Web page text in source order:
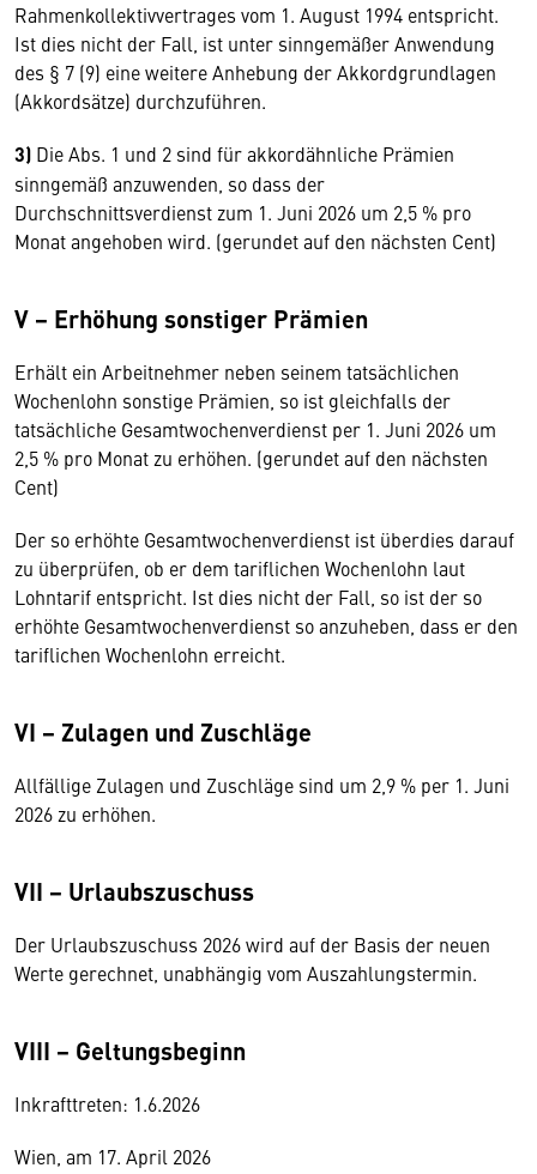
Rahmenkollektivvertrages vom 1. August 1994 entspricht.
Ist dies nicht der Fall, ist unter sinngemäßer Anwendung
des § 7 (9) eine weitere Anhebung der Akkordgrundlagen
(Akkordsätze) durchzuführen.
3) Die Abs. 1 und 2 sind für akkordähnliche Prämien
sinngemäß anzuwenden, so dass der
Durchschnittsverdienst zum 1. Juni 2026 um 2,5 % pro
Monat angehoben wird. (gerundet auf den nächsten Cent)
V − Erhöhung sonstiger Prämien
Erhält ein Arbeitnehmer neben seinem tatsächlichen
Wochenlohn sonstige Prämien, so ist gleichfalls der
tatsächliche Gesamtwochenverdienst per 1. Juni 2026 um
2,5 % pro Monat zu erhöhen. (gerundet auf den nächsten
Cent)
Der so erhöhte Gesamtwochenverdienst ist überdies darauf
zu überprüfen, ob er dem tariflichen Wochenlohn laut
Lohntarif entspricht. Ist dies nicht der Fall, so ist der so
erhöhte Gesamtwochenverdienst so anzuheben, dass er den
tariflichen Wochenlohn erreicht.
VI − Zulagen und Zuschläge
Allfällige Zulagen und Zuschläge sind um 2,9 % per 1. Juni
2026 zu erhöhen.
VII − Urlaubszuschuss
Der Urlaubszuschuss 2026 wird auf der Basis der neuen
Werte gerechnet, unabhängig vom Auszahlungstermin.
VIII − Geltungsbeginn
Inkrafttreten: 1.6.2026
Wien, am 17. April 2026